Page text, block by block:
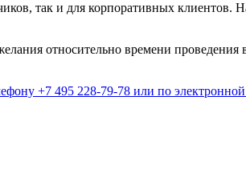
так и для корпоративных
относительно времени проведения
+7 495 228-79-78 или по